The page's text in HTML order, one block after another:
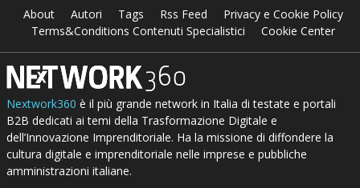
About Autori Tags Rss Feed
Privacy e Cookie Policy
Terms&Conditions Contenuti Specialistici
Cookie Center
Nextwork360 è il più grande network in Italia di testate e portali
B2B dedicati ai temi della Trasformazione Digitale e
dell’Innovazione Imprenditoriale. Ha la missione di diffondere la
cultura digitale e imprenditoriale nelle imprese e pubbliche
amministrazioni italiane.